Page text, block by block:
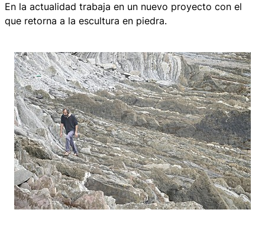
En la actualidad trabaja en un nuevo proyecto con el
que retorna a la escultura en piedra.